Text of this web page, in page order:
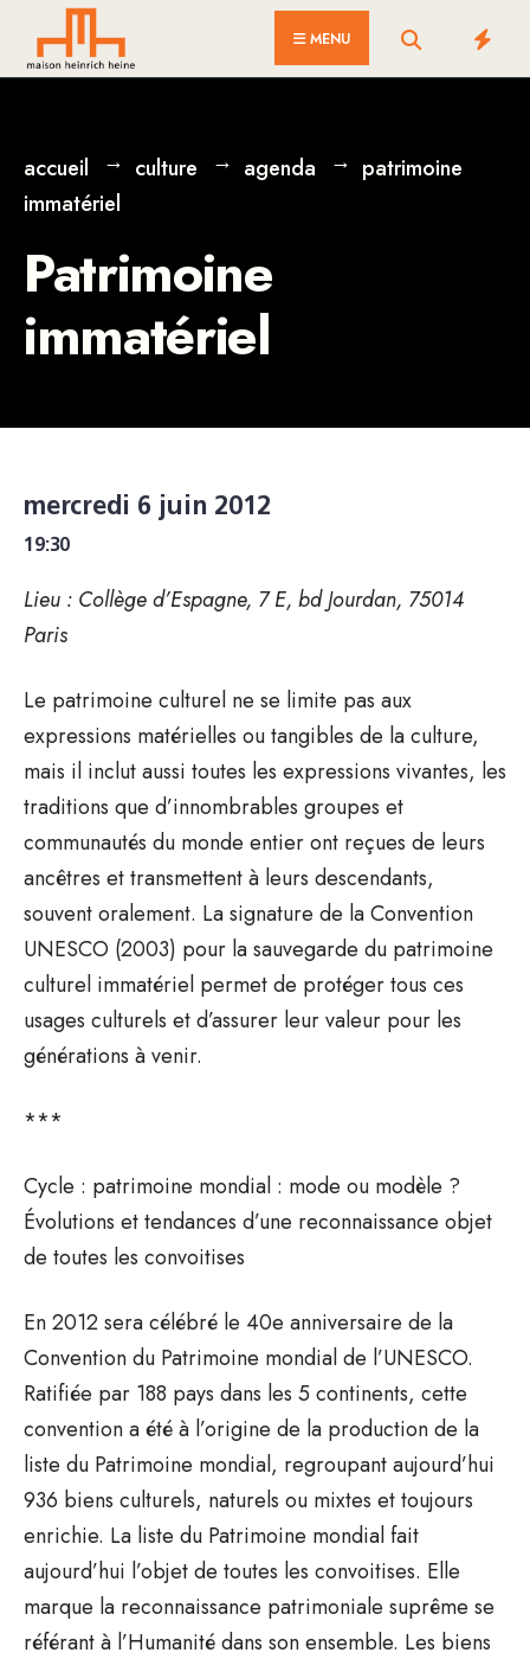
MENU
accueil culture agenda
patrimoine
immatériel
Patrimoine
immatériel
mercredi 6 juin 2012
19:30
Lieu : Collège d’Espagne, 7 E, bd Jourdan, 75014
Paris
Le patrimoine culturel ne se limite pas aux
expressions matérielles ou tangibles de la culture,
mais il inclut aussi toutes les expressions vivantes, les
traditions que d’innombrables groupes et
communautés du monde entier ont reçues de leurs
ancêtres et transmettent à leurs descendants,
souvent oralement. La signature de la Convention
UNESCO (2003) pour la sauvegarde du patrimoine
culturel immatériel permet de protéger tous ces
usages culturels et d’assurer leur valeur pour les
générations à venir.
***
Cycle : patrimoine mondial : mode ou modèle ?
Évolutions et tendances d’une reconnaissance objet
de toutes les convoitises
En 2012 sera célébré le 40e anniversaire de la
Convention du Patrimoine mondial de l’UNESCO.
Ratifiée par 188 pays dans les 5 continents, cette
convention a été à l’origine de la production de la
liste du Patrimoine mondial, regroupant aujourd’hui
936 biens culturels, naturels ou mixtes et toujours
enrichie. La liste du Patrimoine mondial fait
aujourd’hui l’objet de toutes les convoitises. Elle
marque la reconnaissance patrimoniale suprême se
référant à l’Humanité dans son ensemble. Les biens